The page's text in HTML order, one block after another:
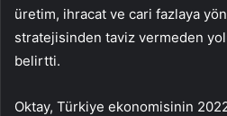
üretim, ihracat ve cari fazlaya
stratejisinden taviz vermeden
belirtti.
Oktay, Türkiye ekonomisinin